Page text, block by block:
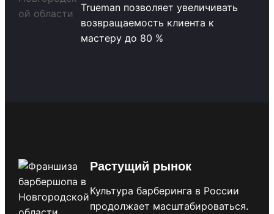
Trueman позволяет увеличивать
возвращаемость клиента к
мастеру до 80 %
Растущий рынок
Культура барберинга в России
продолжает масштабироваться.